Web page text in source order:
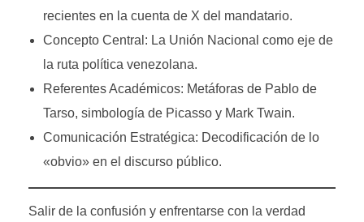
recientes en la cuenta de X del mandatario.
Concepto Central: La Unión Nacional como eje de
la ruta política venezolana.
Referentes Académicos: Metáforas de Pablo de
Tarso, simbología de Picasso y Mark Twain.
Comunicación Estratégica: Decodificación de lo
«obvio» en el discurso público.
Salir de la confusión y enfrentarse con la verdad